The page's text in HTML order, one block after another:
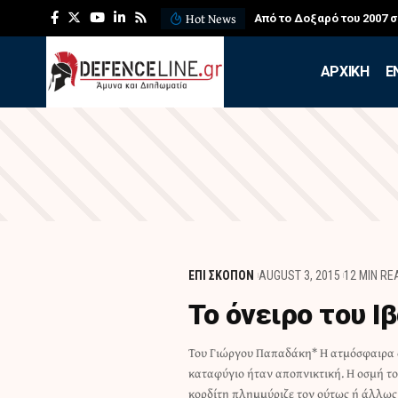
Hot News Από το Δοξαρό του 2007
APXIKH
ΕΠΙ ΣΚΟΠΟΝ AUGUST 3, 2015 12 MIN
Το όνειρο του
Του Γιώργου Παπαδάκη* Η ατμόσφαιρα
καταφύγιο ήταν αποπνικτική. Η οσμή
κορδίτη πλημμύριζε τον ούτως ή
ανάσες των επιτελικών, που
πιο γρήγορα τους στενούς υπόγειους